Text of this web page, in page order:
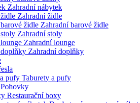
Zahradní nábytek
Zahradní židle
Zahradní barové židle
Zahradní stoly
Zahradní lounge
Zahradní doplňky
Taburety a pufy
Pohovky
Restaurační boxy